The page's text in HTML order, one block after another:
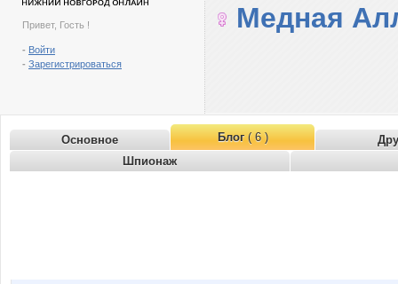
Привет, Гость !
- Войти
- Зарегистрироваться
Медная
Основное Блог( 6 )
Шпионаж